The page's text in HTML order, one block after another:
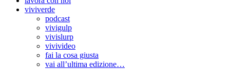
viviverde
podcast
vivigulp
vivislurp
vivivideo
fai la cosa giusta
vai all’ultima edizione…